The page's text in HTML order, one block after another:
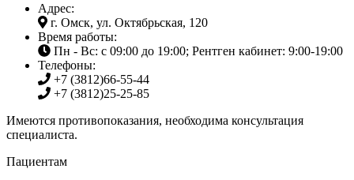
Адрес:
г. Омск, ул. Октябрьская, 120
Время работы:
Пн - Вс: с 09:00 до 19:00; Рентген кабинет: 9:00-19:00
Телефоны:
+7 (3812)66-55-44
+7 (3812)25-25-85
Имеются противопоказания, необходима консультация
специалиста.
Пациентам